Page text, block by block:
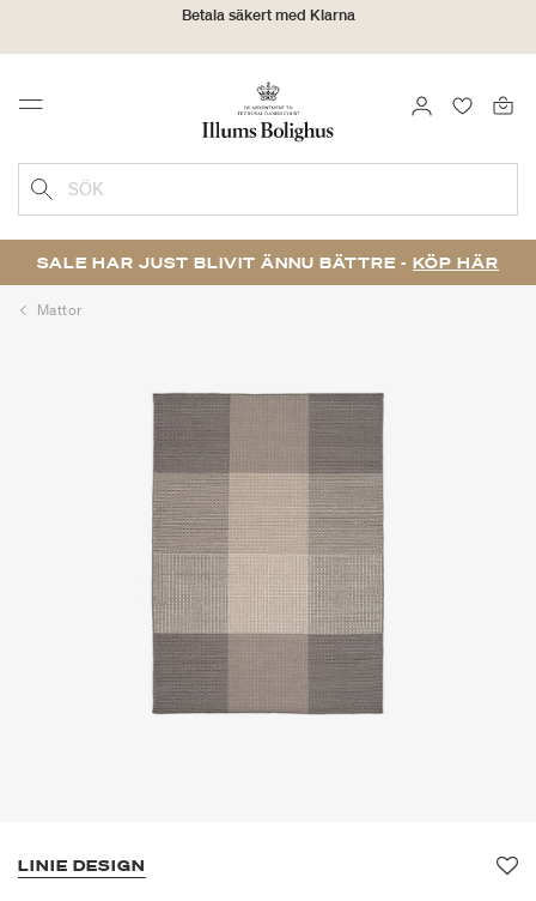
Click & Collect | Beställ online - hämta i butiken
Menu LOGGA IN
SÖK
SALE HAR JUST BLIVIT ÄNNU BÄTTRE - KÖP HÄR
Mattor
LINIE DESIGN